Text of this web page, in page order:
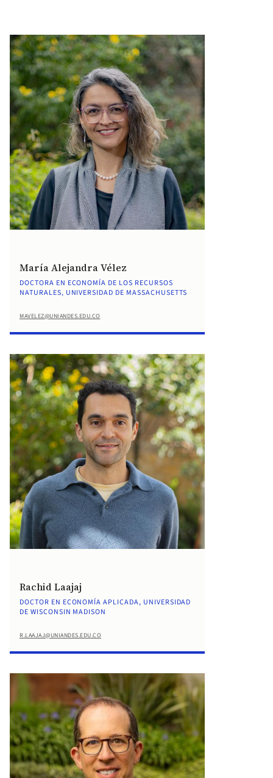
María Alejandra Vélez
DOCTORA EN ECONOMÍA DE LOS RECURSOS
NATURALES, UNIVERSIDAD DE MASSACHUSETTS
MAVELEZ@UNIANDES.EDU.CO
Rachid Laajaj
DOCTOR EN ECONOMÍA APLICADA, UNIVERSIDAD
DE WISCONSIN MADISON
R.LAAJAJ@UNIANDES.EDU.CO